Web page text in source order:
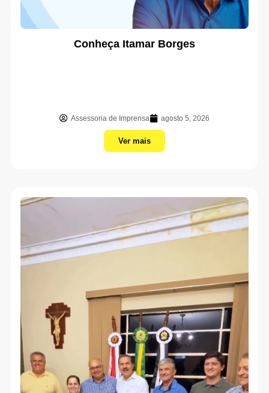
Conheça Itamar Borges
Assessoria de Imprensa agosto 5, 2026
Ver mais